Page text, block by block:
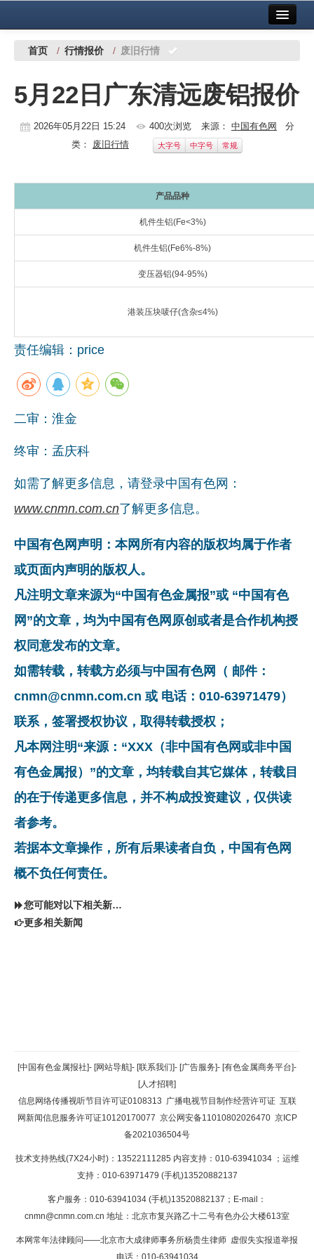
中国有色金属报社主办 广告服务
铜镍铅锌
铝
有色市场
行情报价
数字报
首页 / 行情报价 / 废旧行情
5月22日广东清远废铝报价
2026年05月22日 15:24 400次浏览 来源： 中国有色网
分
类： 废旧行情 大字号 中字号 常规
产品品种
机件生铝(Fe<3%)
机件生铝(Fe6%-8%)
变压器铝(94-95%)
港装压块唛仔(含杂≤4%)
责任编辑：price
二审：淮金
终审：孟庆科
如需了解更多信息，请登录中国有色网：
www.cnmn.com.cn了解更多信息。
中国有色网声明：本网所有内容的版权均属于作者
或页面内声明的版权人。
凡注明文章来源为“中国有色金属报”或 “中国有色
网”的文章，均为中国有色网原创或者是合作机构授
权同意发布的文章。
如需转载，转载方必须与中国有色网（ 邮件：
cnmn@cnmn.com.cn 或 电话：010-63971479）
联系，签署授权协议，取得转载授权；
凡本网注明“来源：“XXX（非中国有色网或非中国
有色金属报）”的文章，均转载自其它媒体，转载目
的在于传递更多信息，并不构成投资建议，仅供读
者参考。
若据本文章操作，所有后果读者自负，中国有色网
概不负任何责任。
您可能对以下相关新闻同样感兴趣
更多相关新闻
返回顶部
返回首页
[中国有色金属报社]- [网站导航]- [联系我们]- [广告服务]- [有色金属商务平台]-
[人才招聘]
信息网络传播视听节目许可证0108313 广播电视节目制作经营许可证 互联
网新闻信息服务许可证10120170077 京公网安备11010802026470 京ICP
备2021036504号
技术支持热线(7X24小时)：13522111285 内容支持：010-63941034 ；运维
支持：010-63971479 (手机)13520882137
客户服务：010-63941034 (手机)13520882137；E-mail：
cnmn@cnmn.com.cn 地址：北京市复兴路乙十二号有色办公大楼613室
本网常年法律顾问——北京市大成律师事务所杨贵生律师 虚假失实报道举报
电话：010-63941034